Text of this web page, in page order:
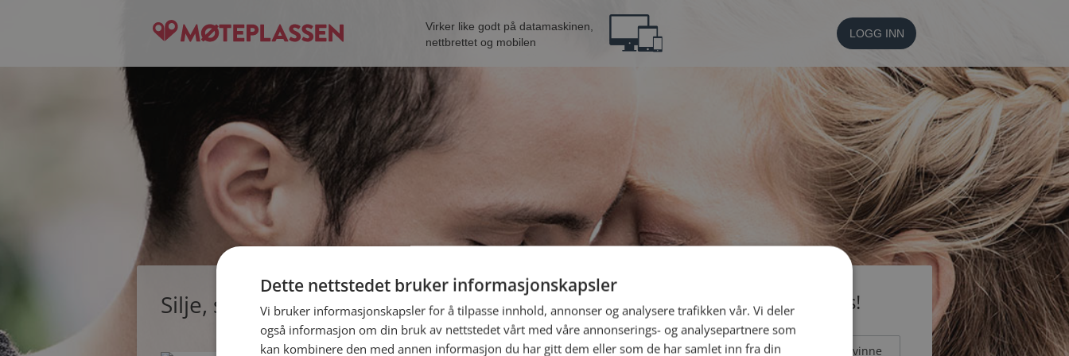
Virker like godt på datamaskinen,
nettbrettet og mobilen
LOGG INN
Silje, single kvinne fra Trondheim Bli medlem gratis!
Jeg er en: Mann Kvinne
Dette nettstedet bruker informasjonskapsler
Vi bruker informasjonskapsler for å tilpasse innhold, annonser og analysere trafikken vår. Vi deler
også informasjon om din bruk av nettstedet vårt med våre annonserings- og analysepartnere som
kan kombinere den med annen informasjon du har gitt dem eller som de har samlet inn fra din